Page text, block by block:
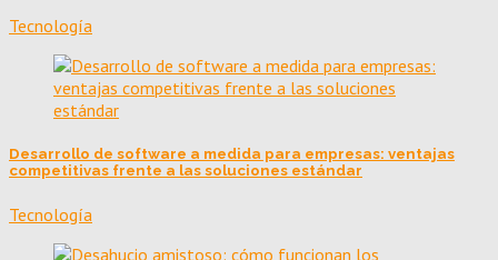
Tecnología
Desarrollo de software a medida para empresas: ventajas
competitivas frente a las soluciones estándar
Tecnología